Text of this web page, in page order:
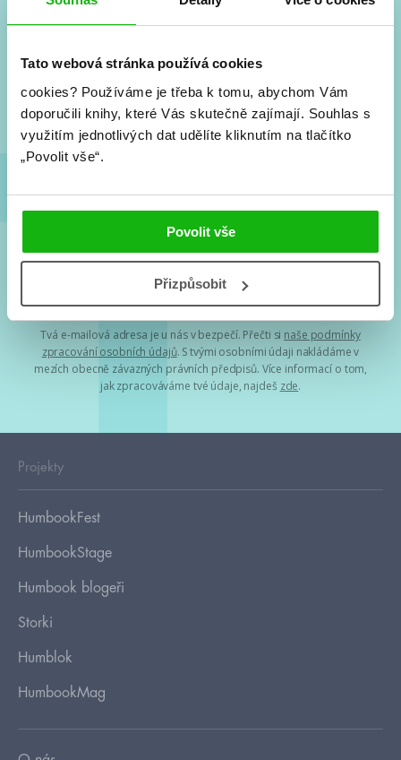
Tato webová stránka používá cookies
cookies? Používáme je třeba k tomu, abychom Vám
doporučili knihy, které Vás skutečně zajímají. Souhlas s
využitím jednotlivých dat udělíte kliknutím na tlačítko
„Povolit vše“.
Povolit vše
Přizpůsobit
#HumbookNews
Nové knihy, co se chystá, kvízy, soutěže, autoři, filmové
a seriálové adaptace a další.
Souhlasím spodmínkami zpracování osobních údajů
Tvá e-mailová adresa je u nás v bezpečí. Přečti si naše podmínky
zpracování osobních údajů. S tvými osobními údaji nakládáme v
mezích obecně závazných právních předpisů. Více informací o tom,
jak zpracováváme tvé údaje, najdeš zde.
Projekty
HumbookFest
HumbookStage
Humbook blogeři
Storki
Humblok
HumbookMag